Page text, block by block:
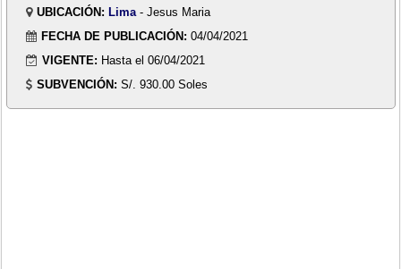
UBICACIÓN: Lima - Jesus Maria
FECHA DE PUBLICACIÓN: 04/04/2021
VIGENTE: Hasta el 06/04/2021
SUBVENCIÓN: S/. 930.00 Soles